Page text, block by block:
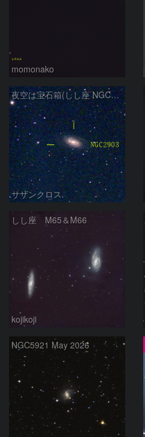
momonako
夜空は宝石箱(しし座 NGC2903) Seestar50
サザンクロス
しし座 M65＆M66
kojikoji
NGC5921 May 2026